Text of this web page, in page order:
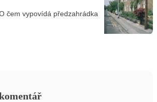
čem vypovídá předzahrádka